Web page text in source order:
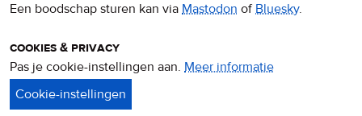
Een boodschap sturen kan via Mastodon ofBluesky.
cookies & privacy
Pas je cookie-instellingen aan. Meer informatie